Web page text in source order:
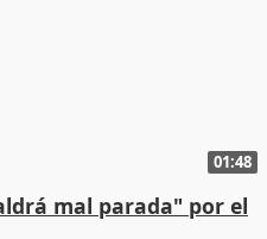
01:48
mal parada" por el